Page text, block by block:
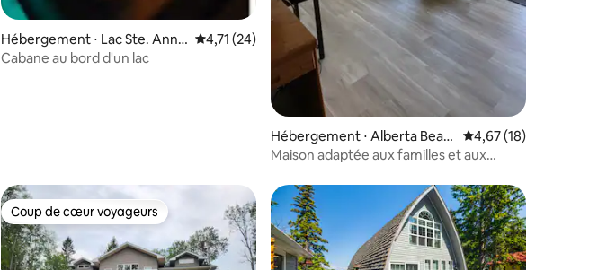
Hébergement ⋅ Lac Ste. Anne
County
Évaluation moyenne sur la base de 24 commentaires : 4,71 sur 5
4,71 (24)
Cabane au bord d'un lac
Hébergement ⋅ Alberta Beac
h
Évaluation moyenne
4,67 (18)
Maison adaptée aux familles et aux
Coup de cœur voyageurs
Coup de cœur voyageurs